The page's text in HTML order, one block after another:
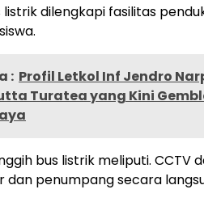
listrik dilengkapi fasilitas
: Profil Letkol Inf Jendro
Turatea yang Kini
bus listrik meliputi. CCTV
dan penumpang secara